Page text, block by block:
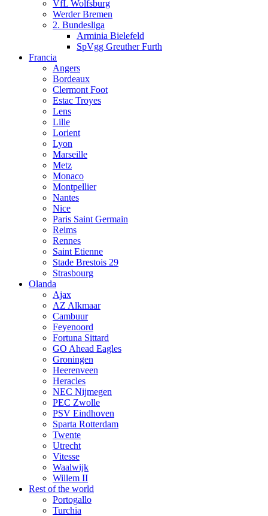
VfL Wolfsburg
Werder Bremen
2. Bundesliga
Arminia Bielefeld
SpVgg Greuther Furth
Francia
Angers
Bordeaux
Clermont Foot
Estac Troyes
Lens
Lille
Lorient
Lyon
Marseille
Metz
Monaco
Montpellier
Nantes
Nice
Paris Saint Germain
Reims
Rennes
Saint Etienne
Stade Brestois 29
Strasbourg
Olanda
Ajax
AZ Alkmaar
Cambuur
Feyenoord
Fortuna Sittard
GO Ahead Eagles
Groningen
Heerenveen
Heracles
NEC Nijmegen
PEC Zwolle
PSV Eindhoven
Sparta Rotterdam
Twente
Utrecht
Vitesse
Waalwijk
Willem II
Rest of the world
Portogallo
Turchia